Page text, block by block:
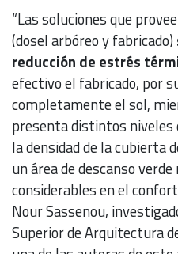
“Las soluciones que
(dosel arbóreo y fabricado)
reducción de estrés
efectivo el fabricado, por
completamente el sol,
presenta distintos niveles
la densidad de la cubierta
un área de descanso
considerables en el
Nour Sassenou,
Superior de Arquitectura